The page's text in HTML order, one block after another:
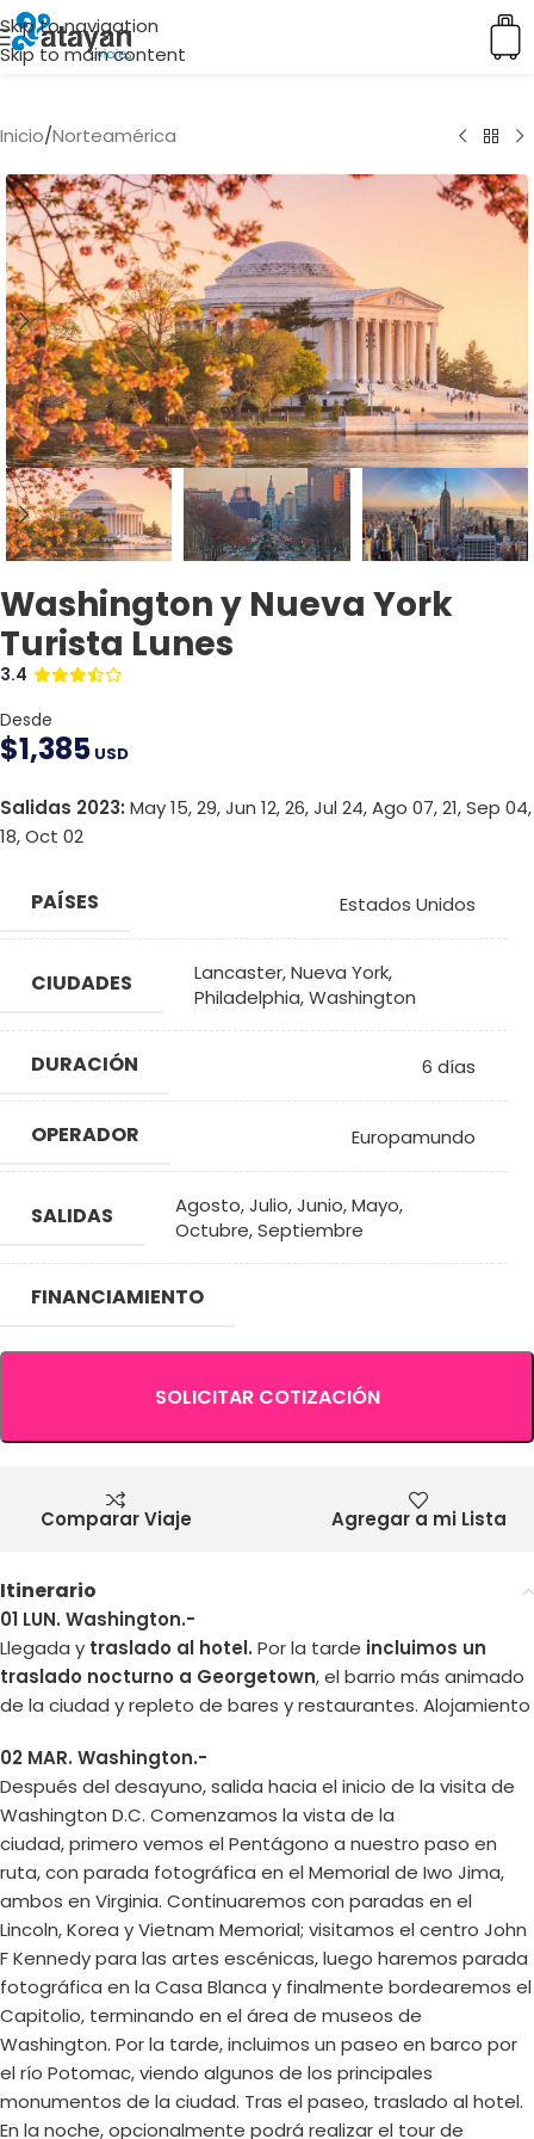
Skip to navigation
Skip to main content
Inicio/Norteamérica
Washington y Nueva York
Turista Lunes
3.4
Desde
$1,385 USD
Salidas 2023: May 15, 29, Jun 12, 26, Jul 24, Ago 07, 21, Sep 04,
18, Oct 02
PAÍSES Estados Unidos
CIUDADES Lancaster,Nueva York,
Philadelphia,Washington
DURACIÓN 6 días
OPERADOR Europamundo
SALIDAS Agosto,Julio,Junio,Mayo,
Octubre,Septiembre
FINANCIAMIENTO
SOLICITAR COTIZACIÓN
Comparar Viaje Agregar a mi Lista
Itinerario
01 LUN. Washington.-
Llegada y traslado al hotel. Por la tarde incluimos un
traslado nocturno a Georgetown, el barrio más animado
de la ciudad y repleto de bares y restaurantes. Alojamiento
02 MAR. Washington.-
Después del desayuno, salida hacia el inicio de la visita de
Washington D.C. Comenzamos la vista de la
ciudad, primero vemos el Pentágono a nuestro paso en
ruta, con parada fotográfica en el Memorial de Iwo Jima,
ambos en Virginia. Continuaremos con paradas en el
Lincoln, Korea y Vietnam Memorial; visitamos el centro John
F Kennedy para las artes escénicas, luego haremos parada
fotográfica en la Casa Blanca y finalmente bordearemos el
Capitolio, terminando en el área de museos de
Washington. Por la tarde, incluimos un paseo en barco por
el río Potomac, viendo algunos de los principales
monumentos de la ciudad. Tras el paseo, traslado al hotel.
En la noche, opcionalmente podrá realizar el tour de